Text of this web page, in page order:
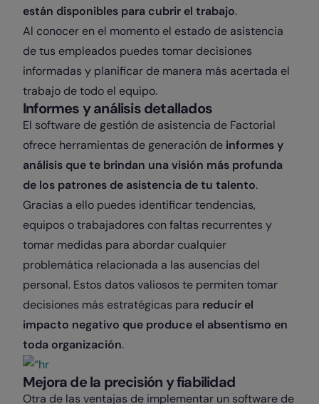
están disponibles para cubrir el trabajo.
Al conocer en el momento el estado de asistencia
de tus empleados puedes tomar decisiones
informadas y planificar de manera más acertada el
trabajo de todo el equipo.
Informes y análisis detallados
El software de gestión de asistencia de Factorial
ofrece herramientas de generación de informes y
análisis que te brindan una visión más profunda
de los patrones de asistencia de tu talento.
Gracias a ello puedes identificar tendencias,
equipos o trabajadores con faltas recurrentes y
tomar medidas para abordar cualquier
problemática relacionada a las ausencias del
personal. Estos datos valiosos te permiten tomar
decisiones más estratégicas para reducir el
impacto negativo que produce el absentismo en
toda organización.
Mejora de la precisión y fiabilidad
Otra de las ventajas de implementar un software de